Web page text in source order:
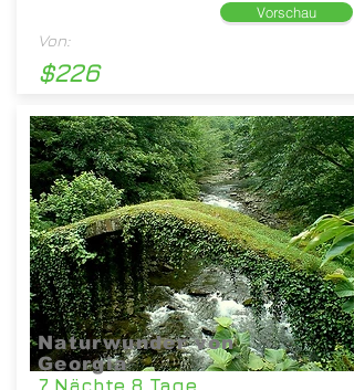
Von:
$226
Vorschau
Naturwunder von
Georgia
7 Nächte 8 Tage